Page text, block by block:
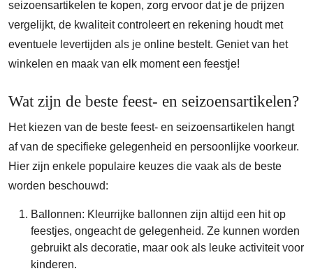
seizoensartikelen te kopen, zorg ervoor dat je de prijzen
vergelijkt, de kwaliteit controleert en rekening houdt met
eventuele levertijden als je online bestelt. Geniet van het
winkelen en maak van elk moment een feestje!
Wat zijn de beste feest- en seizoensartikelen?
Het kiezen van de beste feest- en seizoensartikelen hangt
af van de specifieke gelegenheid en persoonlijke voorkeur.
Hier zijn enkele populaire keuzes die vaak als de beste
worden beschouwd:
Ballonnen: Kleurrijke ballonnen zijn altijd een hit op
feestjes, ongeacht de gelegenheid. Ze kunnen worden
gebruikt als decoratie, maar ook als leuke activiteit voor
kinderen.